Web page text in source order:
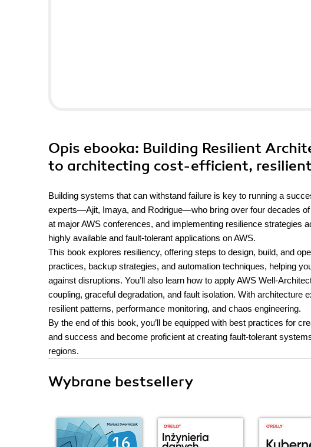
Opis ebooka: Building Resilient
to architecting cost-efficient,
Building systems that can withstand failure is key to running a
experts—Ajit, Imaya, and Rodrigue—who bring over four decades
at major AWS conferences, and implementing resilience strategies
highly available and fault-tolerant applications on AWS.
This book explores resiliency, offering steps to design, build, and
practices, backup strategies, and automation techniques, helping
against disruptions. You’ll also learn how to apply AWS Well-
coupling, graceful degradation, and fault isolation. With architecture
resilient patterns, performance monitoring, and chaos engineering.
By the end of this book, you’ll be equipped with best practices for
and success and become proficient at creating fault-tolerant
regions.
Wybrane bestsellery